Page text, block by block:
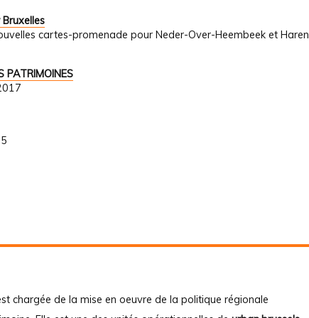
cartes-promenade pour Neder-Over-Heembeek et Haren
PATRIMOINES
chargée de la mise en oeuvre de la politique régionale